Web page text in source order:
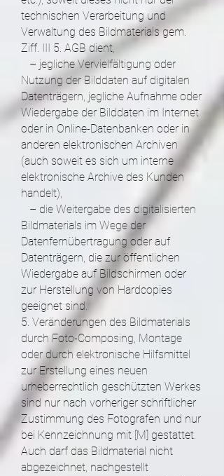
technischen Verarbeitung und
Verwaltung des Bildmaterials gem.
Ziff. III 5. AGB dient,
– jegliche Vervielfältigung oder
Nutzung der Bilddaten auf digitalen
Datenträgern, jegliche Aufnahme oder
Wiedergabe der Bilddaten im Internet
oder in Online-Datenbanken oder in
anderen elektronischen Archiven
(auch soweit es sich um interne
elektronische Archive des Kunden
handelt),
– die Weitergabe des digitalisierten
Bildmaterials im Wege der
Datenfernübertragung oder auf
Datenträgern, die zur öffentlichen
Wiedergabe auf Bildschirmen oder
zur Herstellung von Hardcopies
geeignet sind.
5. Veränderungen des Bildmaterials
durch Foto-Composing, Montage
oder durch elektronische Hilfsmittel
zur Erstellung eines neuen
urheberrechtlich geschützten Werkes
sind nur nach vorheriger schriftlicher
Zustimmung des Fotografen und nur
bei Kennzeichnung mit [M] gestattet.
Auch darf das Bildmaterial nicht
abgezeichnet, nachgestellt